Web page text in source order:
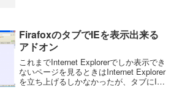
FirafoxのタブでIEを表示出来る
アドオン
これまでInternet Explorerでしか表示でき
ないページを見るときはInternet Explorer
を立ち上げるしかなかったが、タブにIE